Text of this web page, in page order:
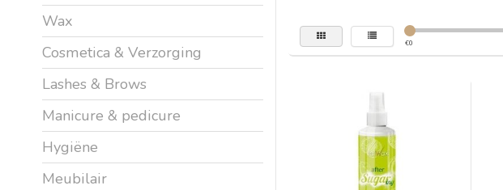
Wax
Cosmetica & Verzorging
Lashes & Brows
Manicure & pedicure
Hygiëne
Meubilair
€0